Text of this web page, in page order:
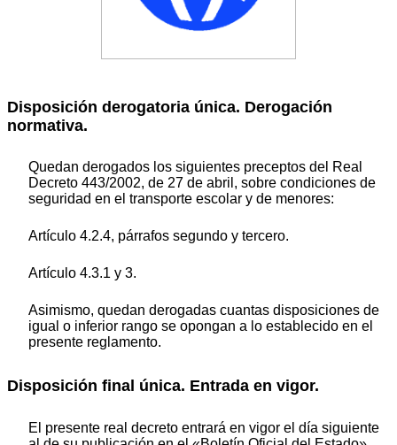
Disposición derogatoria única. Derogación
normativa.
Quedan derogados los siguientes preceptos del Real
Decreto 443/2002, de 27 de abril, sobre condiciones de
seguridad en el transporte escolar y de menores:
Artículo 4.2.4, párrafos segundo y tercero.
Artículo 4.3.1 y 3.
Asimismo, quedan derogadas cuantas disposiciones de
igual o inferior rango se opongan a lo establecido en el
presente reglamento.
Disposición final única. Entrada en vigor.
El presente real decreto entrará en vigor el día siguiente